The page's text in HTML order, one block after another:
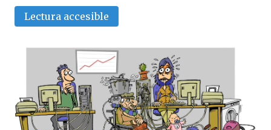
Lectura accesible